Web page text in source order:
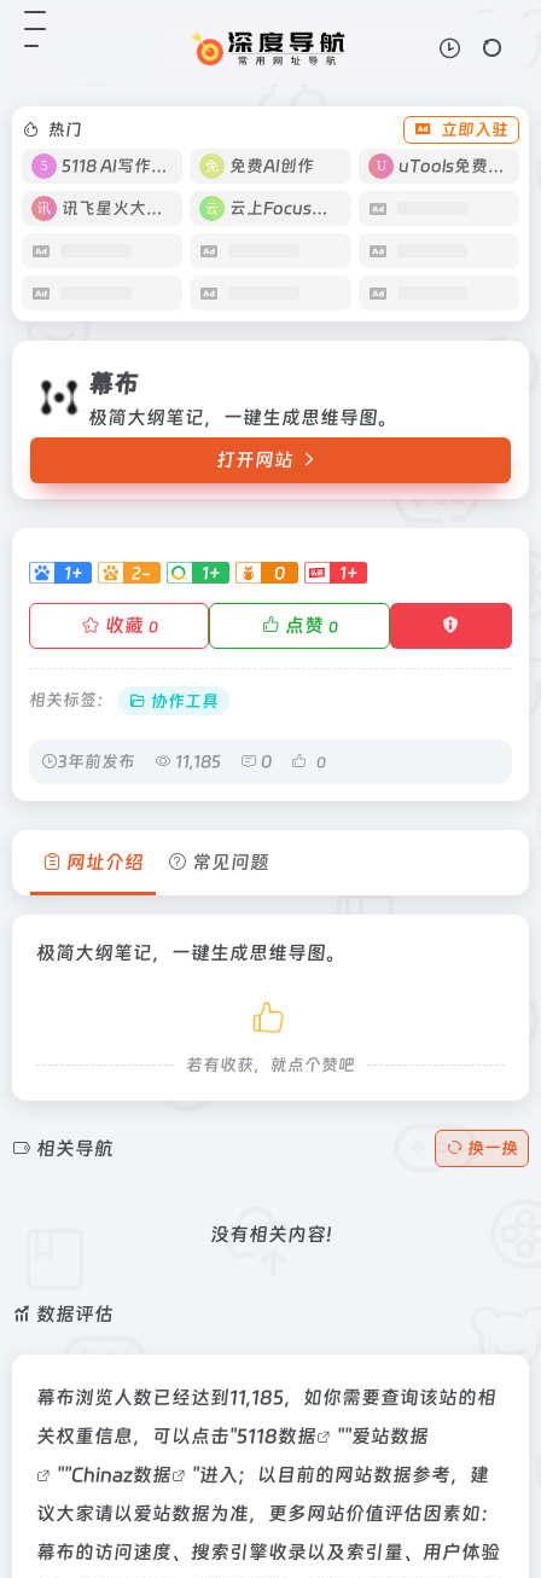
热门
立即入驻
5118 AI写作工具
免费AI创作 uTools免费工具箱
讯飞星火大模型 云上Focus接码
幕布
极简大纲笔记，一键生成思维导图。
打开网站
1+ 2- 1+ 0 1+
收藏 0 点赞 0
相关标签： 协作工具
3年前发布 11,185 0 0
网址介绍 常见问题
极简大纲笔记，一键生成思维导图。
若有收获，就点个赞吧
相关导航 换一换
没有相关内容!
数据评估
幕布浏览人数已经达到11,185，如你需要查询该站的相
关权重信息，可以点击"5118数据 ""爱站数据
""Chinaz数据
"进入；以目前的网站数据参考，建
议大家请以爱站数据为准，更多网站价值评估因素如：
幕布的访问速度、搜索引擎收录以及索引量、用户体验